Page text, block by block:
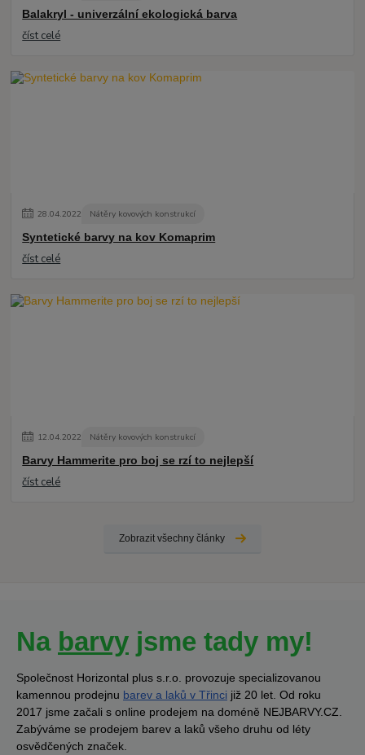
Balakryl - univerzální ekologická barva
číst celé
28.04.2022 Nátěry kovových konstrukcí
Syntetické barvy na kov Komaprim
číst celé
12.04.2022 Nátěry kovových konstrukcí
Barvy Hammerite pro boj se rzí to nejlepší
číst celé
Zobrazit všechny články
Na barvy jsme tady my!
Společnost Horizontal plus s.r.o. provozuje specializovanou
kamennou prodejnu barev a laků v Třinci již 20 let. Od roku
2017 jsme začali s online prodejem na doméně NEJBARVY.CZ.
Zabýváme se prodejem barev a laků všeho druhu od léty
osvědčených značek.